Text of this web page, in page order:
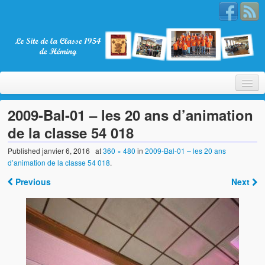
Bienvenue
Les membres
Nos partenaires
2009-Bal-01 – les 20 ans d’animation
de la classe 54 018
Publishedjanvier 6, 2016 at360 × 480 in2009-Bal-01 – les 20 ans
d’animation de la classe 54 018.
Previous Next